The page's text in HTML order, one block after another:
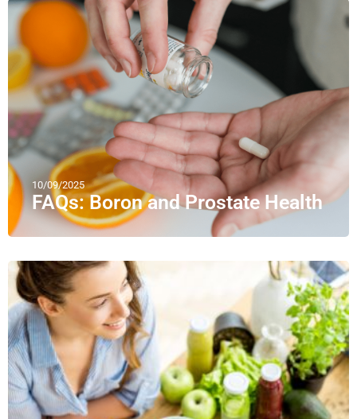
10/09/2025
FAQs: Boron and Prostate Health